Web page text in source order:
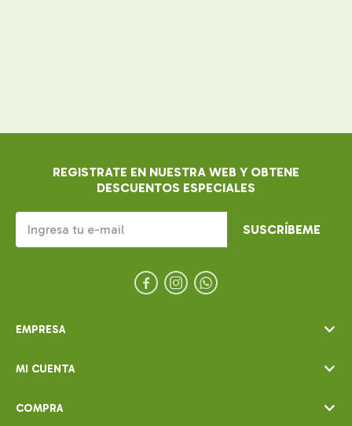
EMPRESA
MI CUENTA
COMPRA
REGISTRATE EN NUESTRA WEB Y OBTENE
DESCUENTOS ESPECIALES
SUSCRÍBEME
  